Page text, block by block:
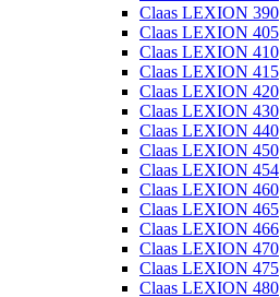
Claas LEXION 390
Claas LEXION 405
Claas LEXION 410
Claas LEXION 415
Claas LEXION 420
Claas LEXION 430
Claas LEXION 440
Claas LEXION 450
Claas LEXION 454
Claas LEXION 460
Claas LEXION 465
Claas LEXION 466
Claas LEXION 470
Claas LEXION 475
Claas LEXION 480